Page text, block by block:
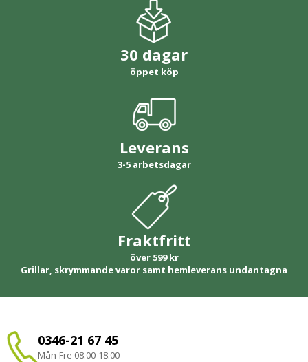
30 dagar
öppet köp
Leverans
3-5 arbetsdagar
Fraktfritt
över 599 kr
Grillar, skrymmande varor samt hemleverans undantagna
0346-21 67 45
Mån-Fre 08.00-18.00